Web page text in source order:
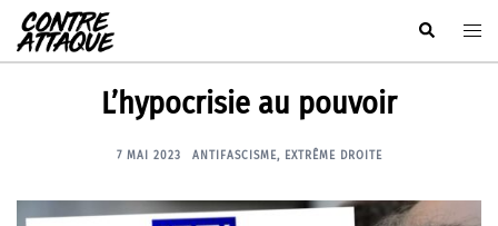
Aller
au
contenu
Rechercher
L’hypocrisie au pouvoir
7 MAI 2023 ANTIFASCISME, EXTRÊME DROITE